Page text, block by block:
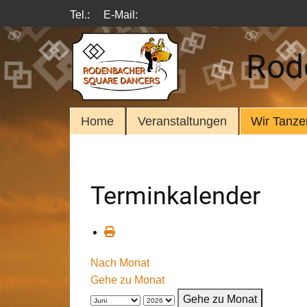
Tel.: E-Mail:
Home Veranstaltungen Wir
Terminkalender
Nach Monat
Gehe zu Monat
Gehe zu Monat